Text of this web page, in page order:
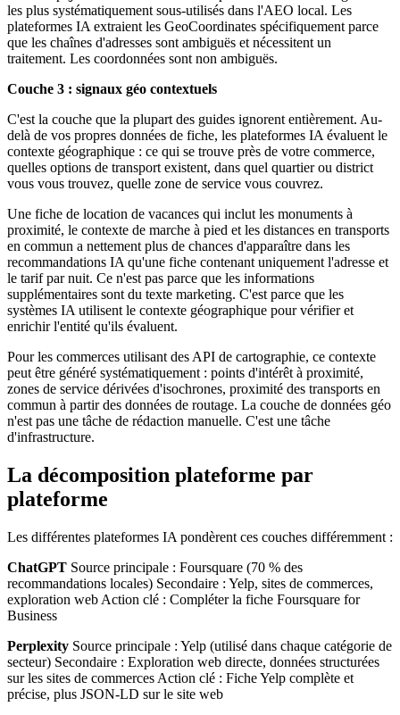
les plus systématiquement sous-utilisés dans l'AEO local. Les
plateformes IA extraient les GeoCoordinates spécifiquement parce
que les chaînes d'adresses sont ambiguës et nécessitent un
traitement. Les coordonnées sont non ambiguës.
Couche 3 : signaux géo contextuels
C'est la couche que la plupart des guides ignorent entièrement. Au-
delà de vos propres données de fiche, les plateformes IA évaluent le
contexte géographique : ce qui se trouve près de votre commerce,
quelles options de transport existent, dans quel quartier ou district
vous vous trouvez, quelle zone de service vous couvrez.
Une fiche de location de vacances qui inclut les monuments à
proximité, le contexte de marche à pied et les distances en transports
en commun a nettement plus de chances d'apparaître dans les
recommandations IA qu'une fiche contenant uniquement l'adresse et
le tarif par nuit. Ce n'est pas parce que les informations
supplémentaires sont du texte marketing. C'est parce que les
systèmes IA utilisent le contexte géographique pour vérifier et
enrichir l'entité qu'ils évaluent.
Pour les commerces utilisant des API de cartographie, ce contexte
peut être généré systématiquement : points d'intérêt à proximité,
zones de service dérivées d'isochrones, proximité des transports en
commun à partir des données de routage. La couche de données géo
n'est pas une tâche de rédaction manuelle. C'est une tâche
d'infrastructure.
La décomposition plateforme par
plateforme
Les différentes plateformes IA pondèrent ces couches différemment :
ChatGPT Source principale : Foursquare (70 % des
recommandations locales) Secondaire : Yelp, sites de commerces,
exploration web Action clé : Compléter la fiche Foursquare for
Business
Perplexity Source principale : Yelp (utilisé dans chaque catégorie de
secteur) Secondaire : Exploration web directe, données structurées
sur les sites de commerces Action clé : Fiche Yelp complète et
précise, plus JSON-LD sur le site web